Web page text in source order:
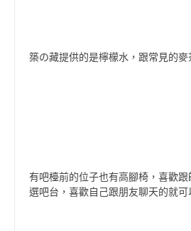
築の藏提供的是檸檬水，跟常見的
有吧檯前的位子也有高腳椅，喜歡
選吧台，喜歡自己跟朋友聊天的就可